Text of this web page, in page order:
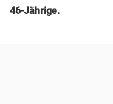
46-Jährige.